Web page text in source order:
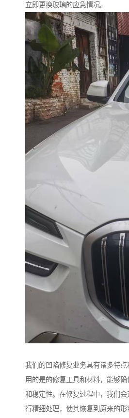
立即更换玻璃的应急情况。
我们的凹陷修复业务具有诸多特
用的是的修复工具和材料，能够
和稳定性。在修复过程中，我们
行精细处理，使其恢复到原来的